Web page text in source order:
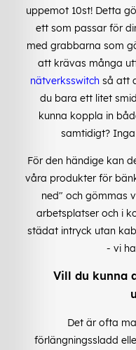
uppemot 10st! Detta
ett som passar för
med grabbarna som
att krävas många
nätverksswitch så att
du bara ett litet
kunna koppla in
samtidigt?
För den händige kan
våra produkter för
ned" och gömmas
arbetsplatser och i
städat intryck utan
- vi
Vill du kunna
Det är ofta
förlängningssladd